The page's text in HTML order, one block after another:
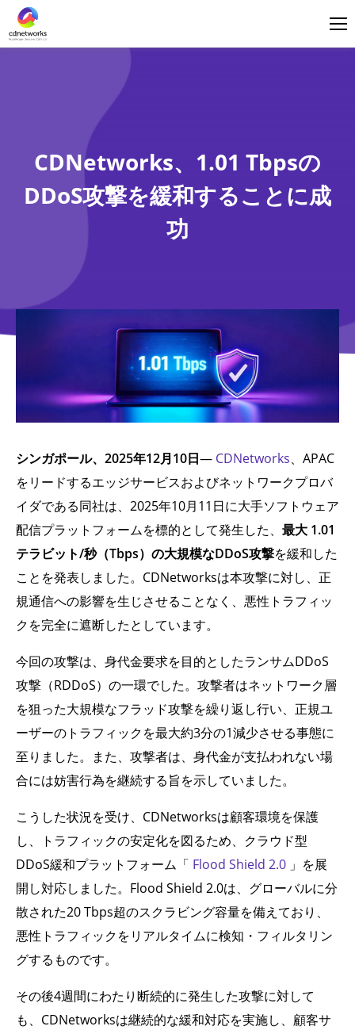
CDNetworks、1.01 Tbpsの
DDoS攻撃を緩和することに成
功
シンガポール、2025年12月10日— CDNetworks、APAC
をリードするエッジサービスおよびネットワークプロバ
イダである同社は、2025年10月11日に大手ソフトウェア
配信プラットフォームを標的として発生した、 最大 1.01
テラビット/秒（Tbps）の大規模なDDoS攻撃を緩和した
ことを発表しました。CDNetworksは本攻撃に対し、正
規通信への影響を生じさせることなく、悪性トラフィッ
クを完全に遮断したとしています。
今回の攻撃は、身代金要求を目的としたランサムDDoS
攻撃（RDDoS）の一環でした。攻撃者はネットワーク層
を狙った大規模なフラッド攻撃を繰り返し行い、正規ユ
ーザーのトラフィックを最大約3分の1減少させる事態に
至りました。また、攻撃者は、身代金が支払われない場
合には妨害行為を継続する旨を示していました。
こうした状況を受け、CDNetworksは顧客環境を保護
し、トラフィックの安定化を図るため、クラウド型
DDoS緩和プラットフォーム「 Flood Shield 2.0 」を展
開し対応しました。Flood Shield 2.0は、グローバルに分
散された20 Tbps超のスクラビング容量を備えており、
悪性トラフィックをリアルタイムに検知・フィルタリン
グするものです。
その後4週間にわたり断続的に発生した攻撃に対して
も、CDNetworksは継続的な緩和対応を実施し、顧客サ